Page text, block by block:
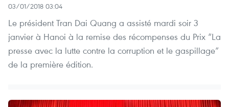
03/01/2018 03:04
Le président Tran Dai Quang a assisté mardi soir 3
janvier à Hanoi à la remise des récompenses du Prix “La
presse avec la lutte contre la corruption et le gaspillage”
de la première édition.